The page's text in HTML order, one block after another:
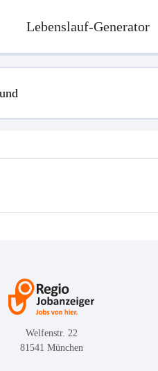
Lebenslauf-Generator
Welfenstr. 22
81541 München